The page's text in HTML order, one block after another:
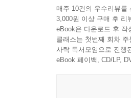
매주 10건의 우수리뷰를
3,000원 이상 구매 후 리
eBook은 다운로드 후 작
클래스는 첫번째 회차
사락 독서모임으로 진행
eBook 페이백, CD/LP,